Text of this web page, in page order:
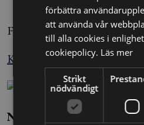
Foto: Fredrik Sandberg/TT
Källa: Nyhetsbyrån Blendow
Nils Ivars
förbättra
att använda vår
till alla cookies i
cookiepolicy. Läs mer
Strikt
nödvändigt